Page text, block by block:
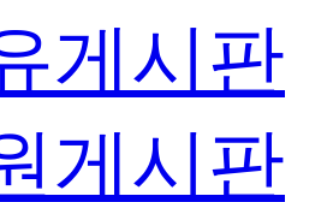
게시판
게시판